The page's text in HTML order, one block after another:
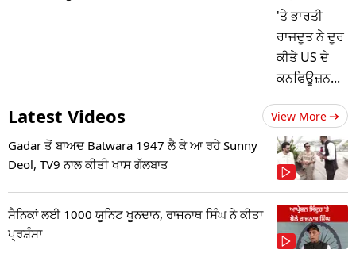
Latest Videos View More
Gadar ਤੋਂ ਬਾਅਦ Batwara 1947 ਲੈ ਕੇ ਆ ਰਹੇ Sunny
Deol, TV9 ਨਾਲ ਕੀਤੀ ਖਾਸ ਗੱਲਬਾਤ
ਸੈਨਿਕਾਂ ਲਈ 1000 ਯੂਨਿਟ ਖੂਨਦਾਨ, ਰਾਜਨਾਥ ਸਿੰਘ ਨੇ ਕੀਤਾ
ਪ੍ਰਸ਼ੰਸਾ